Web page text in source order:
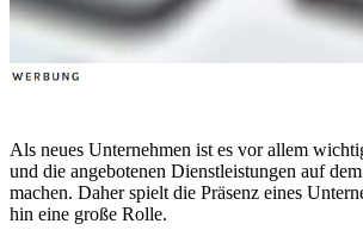
Als neues Unternehmen ist es vor allem
und die angebotenen Dienstleistungen auf
machen. Daher spielt die Präsenz eines
hin eine große Rolle.